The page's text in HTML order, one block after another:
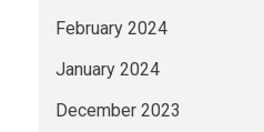
February 2024
January 2024
December 2023